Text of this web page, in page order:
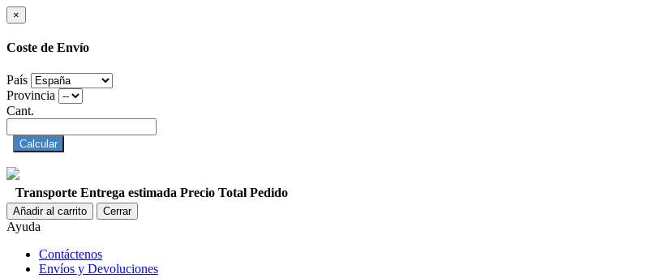
×
Coste de Envío
País
Provincia
Cant.
Calcular
Transporte Entrega estimada Precio Total Pedido
Añadir al carrito Cerrar
Ayuda
Contáctenos
Envíos y Devoluciones